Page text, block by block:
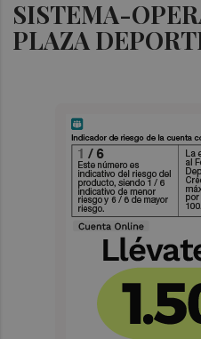
SISTEMA-
PLAZA